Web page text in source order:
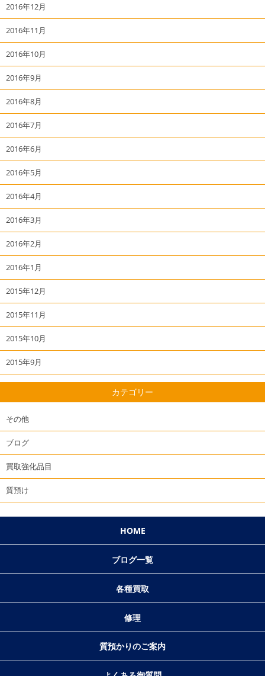
2016年12月
2016年11月
2016年10月
2016年9月
2016年8月
2016年7月
2016年6月
2016年5月
2016年4月
2016年3月
2016年2月
2016年1月
2015年12月
2015年11月
2015年10月
2015年9月
カテゴリー
その他
ブログ
買取強化品目
質預け
HOME
ブログ一覧
各種買取
修理
質預かりのご案内